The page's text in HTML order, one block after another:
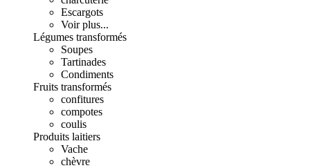
Escargots
Voir plus...
Légumes transformés
Soupes
Tartinades
Condiments
Fruits transformés
confitures
compotes
coulis
Produits laitiers
Vache
chèvre